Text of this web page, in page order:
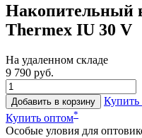
Накопительный
Thermex IU 30 V
На удаленном складе
9 790 руб.
Добавить в корзину
Купить
Купить оптом*
Особые уловия для